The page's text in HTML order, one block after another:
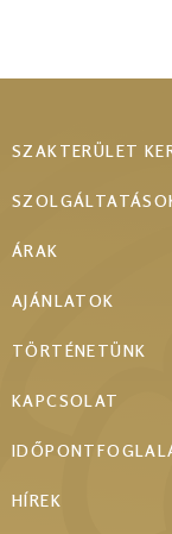
Footer
SZAKTERÜLET
ÁRAK
AJÁNLATOK
TÖRTÉNETÜNK
KAPCSOLAT
HÍREK